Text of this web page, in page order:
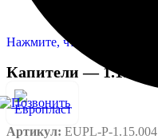
Нажмите, чтобы увеличить
Капители — 1.15.004
Артикул: EUPL-P-1.15.004